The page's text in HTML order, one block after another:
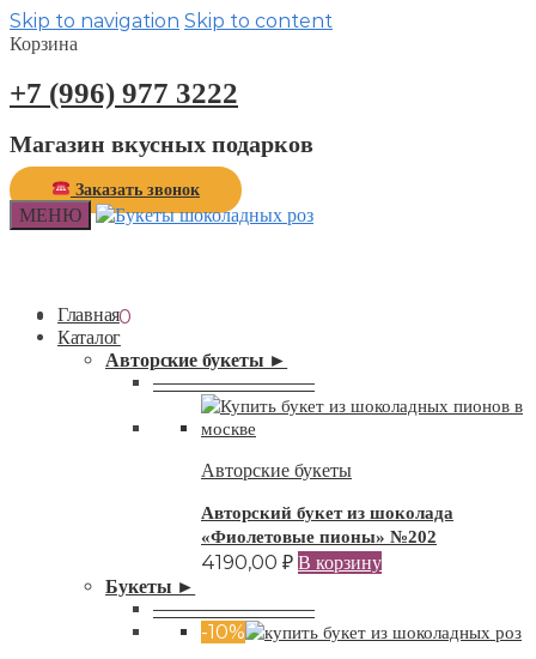
Skip to navigation Skip to content
Корзина
+7 (996) 977 3222
Магазин вкусных подарков
Заказать звонок
МЕНЮ
0,00₽0
Главная
Каталог
Авторские букеты ►
—————————
Авторские букеты
Авторский букет из шоколада
«Фиолетовые пионы» №202
4190,00 ₽ В корзину
Букеты ►
—————————
-10%